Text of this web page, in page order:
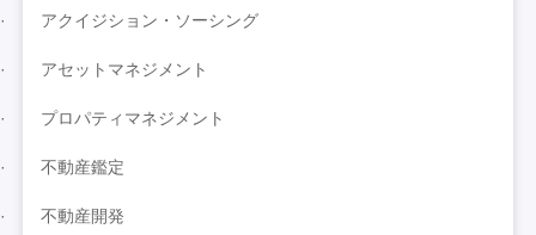
アクイジション・ソーシング
アセットマネジメント
プロパティマネジメント
不動産鑑定
不動産開発